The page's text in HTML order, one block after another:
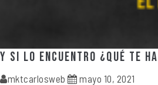
Y si lo encuentro ¿Qué te
mktcarlosweb
mayo 10, 2021